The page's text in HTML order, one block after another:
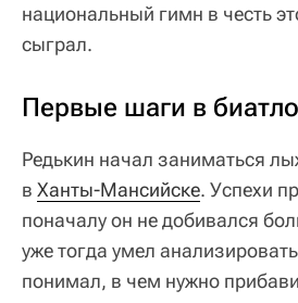
национальный гимн в честь
сыграл.
Первые шаги в
Редькин начал заниматься
в Ханты-Мансийске. Успехи
поначалу он не добивался
уже тогда умел
понимал, в чем нужно